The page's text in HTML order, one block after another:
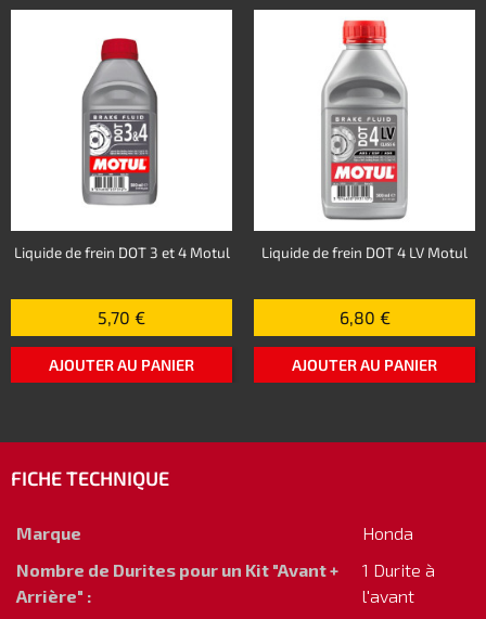
Liquide de frein DOT 3 et 4 Motul
5,70 €
AJOUTER AU PANIER
Liquide de frein DOT 4 LV Motul
6,80 €
AJOUTER AU PANIER
FICHE TECHNIQUE
Marque
Honda
Nombre de Durites pour un Kit "Avant +
Arrière" :
1 Durite à
l'avant